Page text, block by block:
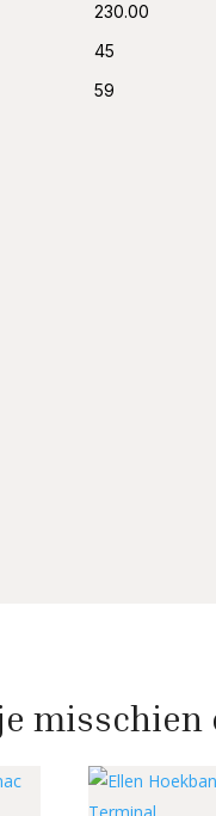
230.00
45
59